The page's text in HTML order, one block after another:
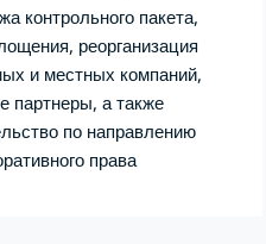
контрольного пакета,
реорганизация
и местных компаний,
партнеры, а также
по направлению
права